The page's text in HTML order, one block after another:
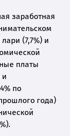
заработная
(7,7%) и
платы
по
года)